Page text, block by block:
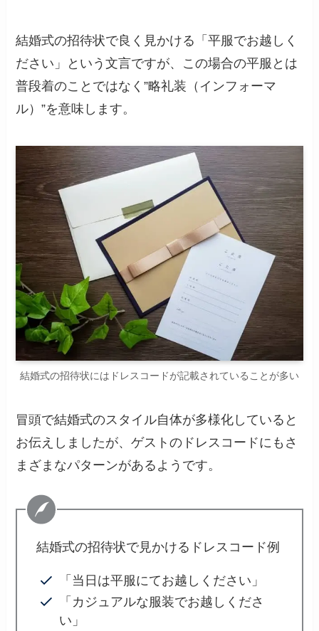
結婚式の招待状で良く見かける「平服でお越しく
ださい」という文言ですが、この場合の平服とは
普段着のことではなく”略礼装（インフォーマ
ル）”を意味します。
結婚式の招待状にはドレスコードが記載されていることが多い
冒頭で結婚式のスタイル自体が多様化していると
お伝えしましたが、ゲストのドレスコードにもさ
まざまなパターンがあるようです。
結婚式の招待状で見かけるドレスコード例
「当日は平服にてお越しください」
「カジュアルな服装でお越しくださ
い」